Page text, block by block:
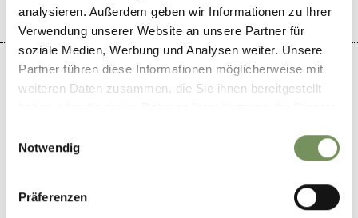
analysieren. Außerdem geben wir Informationen zu Ihrer
Verwendung unserer Website an unsere Partner für
soziale Medien, Werbung und Analysen weiter. Unsere
Partner führen diese Informationen möglicherweise mit
weiteren Daten zusammen, die Sie ihnen bereitgestellt
Notwendig
Präferenzen
−